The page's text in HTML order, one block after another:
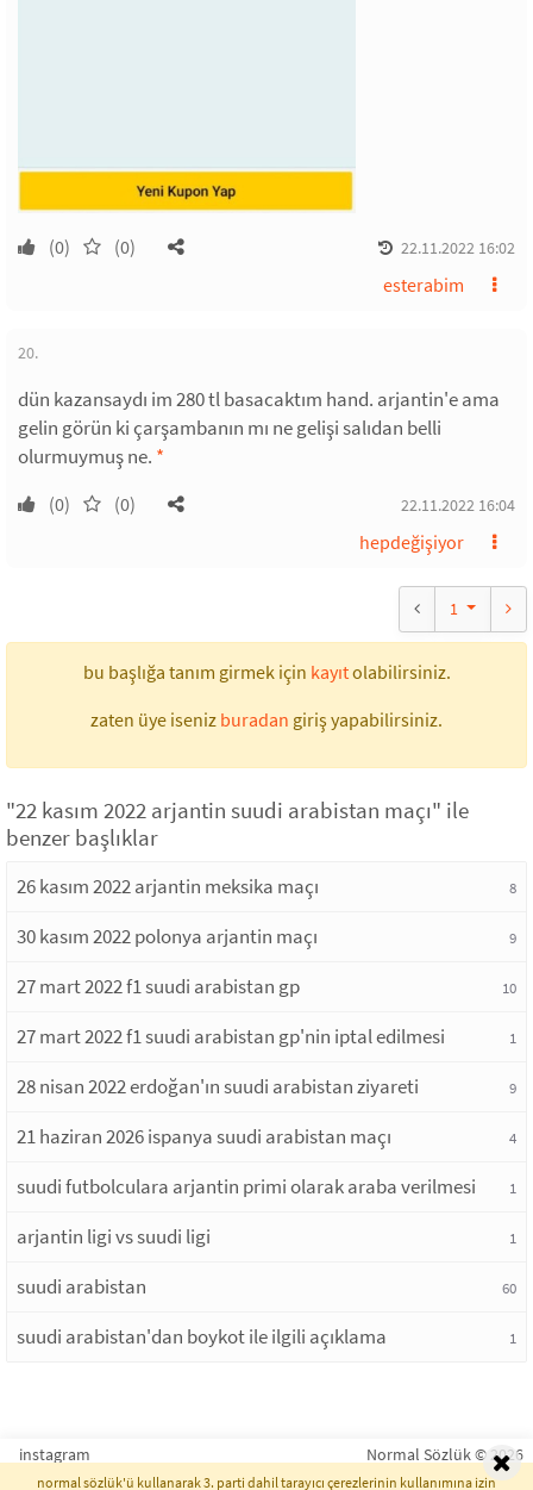
(0) (0) 22.11.2022 16:02
esterabim
20.
dün kazansaydı im 280 tl basacaktım hand. arjantin'e ama
gelin görün ki çarşambanın mı ne gelişi salıdan belli
olurmuymuş ne. *
(0) (0) 22.11.2022 16:04
hepdeğişiyor
1
bu başlığa tanım girmek için kayıtolabilirsiniz.
zaten üye iseniz buradan giriş yapabilirsiniz.
"22 kasım 2022 arjantin suudi arabistan maçı" ile
benzer başlıklar
26 kasım 2022 arjantin meksika maçı 8
30 kasım 2022 polonya arjantin maçı 9
27 mart 2022 f1 suudi arabistan gp 10
27 mart 2022 f1 suudi arabistan gp'nin iptal edilmesi 1
28 nisan 2022 erdoğan'ın suudi arabistan ziyareti 9
21 haziran 2026 ispanya suudi arabistan maçı 4
suudi futbolculara arjantin primi olarak araba verilmesi 1
arjantin ligi vs suudi ligi 1
suudi arabistan 60
suudi arabistan'dan boykot ile ilgili açıklama 1
instagram Normal Sözlük © 2026
normal sözlük'ü kullanarak 3. parti dahil tarayıcı çerezlerinin kullanımına izin